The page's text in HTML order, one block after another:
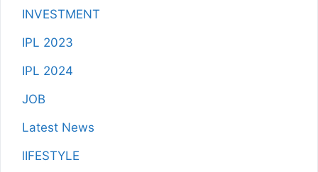
INVESTMENT
IPL 2023
IPL 2024
JOB
Latest News
lIFESTYLE